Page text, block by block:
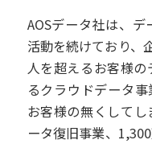
AOSデータ社は、
活動を続けており、
人を超えるお客様
るクラウドデータ
お客様の無くして
ータ復旧事業、